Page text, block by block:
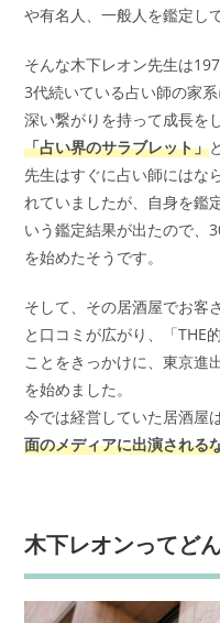
や有名人、一般人を鑑定し
そんな木下レオン先生は
3代続いている占い師の家
深い繋がりを持って成長を
「占い界のサラブレット」
先生はすぐに占い師にはな
れていましたが、自身を鑑
いう鑑定結果が出たので、
を始めたそうです。
そして、その居酒屋でお客
と口コミが広がり、「THE
ことをきっかけに、東京進
を始めました。
今では経営していた居酒屋
面のメディアに出演される
木下レオンってど